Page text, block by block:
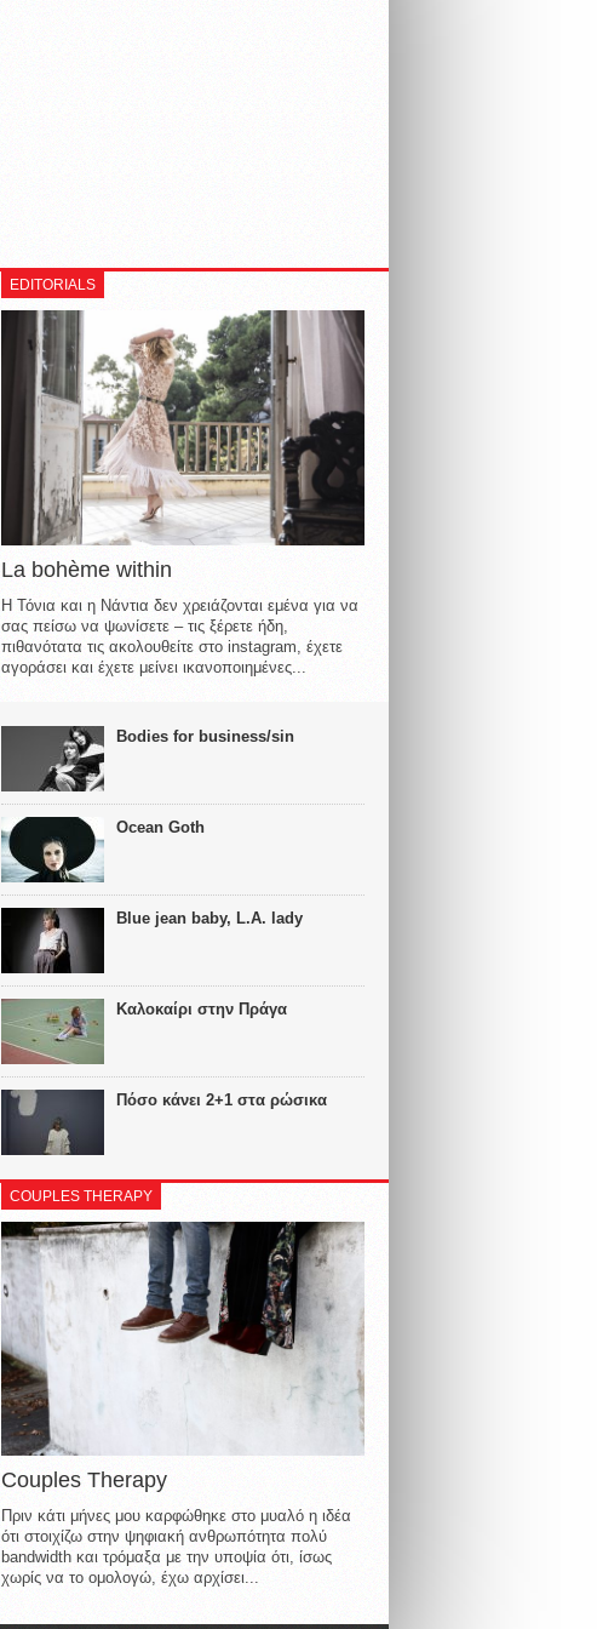
EDITORIALS
La bohème within
Η Τόνια και η Νάντια δεν χρειάζονται εμένα για να
σας πείσω να ψωνίσετε – τις ξέρετε ήδη,
πιθανότατα τις ακολουθείτε στο instagram, έχετε
αγοράσει και έχετε μείνει ικανοποιημένες...
Bodies for business/sin
Ocean Goth
Blue jean baby, L.A. lady
Καλοκαίρι στην Πράγα
Πόσο κάνει 2+1 στα ρώσικα
COUPLES THERAPY
Couples Therapy
Πριν κάτι μήνες μου καρφώθηκε στο μυαλό η ιδέα
ότι στοιχίζω στην ψηφιακή ανθρωπότητα πολύ
bandwidth και τρόμαξα με την υποψία ότι, ίσως
χωρίς να το ομολογώ, έχω αρχίσει...